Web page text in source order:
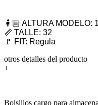
🧍🏼 ALTURA MODELO:
📏 TALLE: 32
🚩 FIT: Regula
otros detalles del producto
+
Bolsillos cargo para